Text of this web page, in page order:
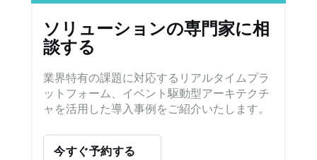
ソリューションの専門家に相
談する
業界特有の課題に対応するリアルタイムプラ
ットフォーム、イベント駆動型アーキテクチ
ャを活用した導入事例をご紹介いたします。
今すぐ予約する